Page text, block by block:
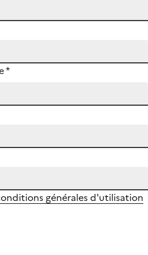
*
générales d'utilisation